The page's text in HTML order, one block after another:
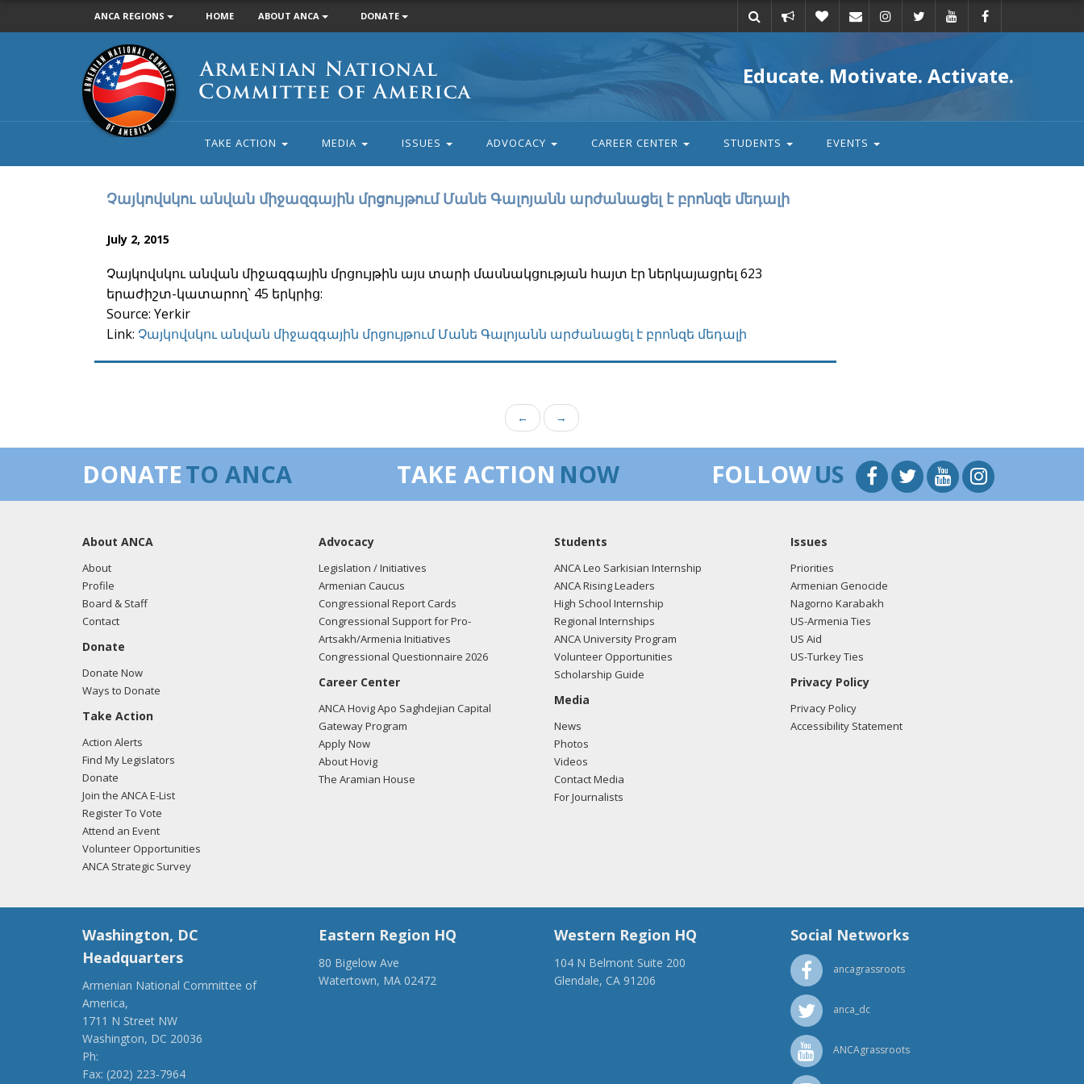
ANCA REGIONS HOME ABOUT ANCA DONATE
action
Armenian
National
Committee
of
America
Educate. Motivate. Activate.
TAKE ACTION MEDIA ISSUES ADVOCACY CAREER CENTER STUDENTS EVENTS
Չայկովսկու անվան միջազգային մրցույթում Մանե Գալոյանն արժանացել է բրոնզե մեդալի
July 2, 2015
Չայկովսկու անվան միջազգային մրցույթին այս տարի մասնակցության հայտ էր ներկայացրել 623
երաժիշտ-կատարող՝ 45 երկրից:
Source: Yerkir
Link: Չայկովսկու անվան միջազգային մրցույթում Մանե Գալոյանն արժանացել է բրոնզե մեդալի
← →
DONATETO ANCA TAKE ACTION NOW FOLLOWUS
About ANCA
About
Profile
Board & Staff
Contact
Donate
Donate Now
Ways to Donate
Take Action
Action Alerts
Find My Legislators
Donate
Join the ANCA E-List
Register To Vote
Attend an Event
Volunteer Opportunities
ANCA Strategic Survey
Advocacy
Legislation / Initiatives
Armenian Caucus
Congressional Report Cards
Congressional Support for Pro-
Artsakh/Armenia Initiatives
Congressional Questionnaire 2026
Career Center
ANCA Hovig Apo Saghdejian Capital
Gateway Program
Apply Now
About Hovig
The Aramian House
Students
ANCA Leo Sarkisian Internship
ANCA Rising Leaders
High School Internship
Regional Internships
ANCA University Program
Volunteer Opportunities
Scholarship Guide
Media
News
Photos
Videos
Contact Media
For Journalists
Issues
Priorities
Armenian Genocide
Nagorno Karabakh
US-Armenia Ties
US Aid
US-Turkey Ties
Privacy Policy
Privacy Policy
Accessibility Statement
Washington, DC
Headquarters
Armenian National Committee of
America,
1711 N Street NW
Washington, DC 20036
Ph:
Fax: (202) 223-7964
Eastern Region HQ
80 Bigelow Ave
Watertown, MA 02472
Western Region HQ
104 N Belmont Suite 200
Glendale, CA 91206
Social Networks
ancagrassroots
anca_dc
ANCAgrassroots